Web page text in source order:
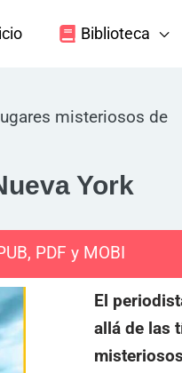
Biblioteca
misteriosos de
York
PDF y MOBI
El
allá de las